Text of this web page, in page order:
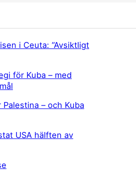
i Ceuta: ”Avsiktligt
för Kuba – med
– och Kuba
USA hälften av